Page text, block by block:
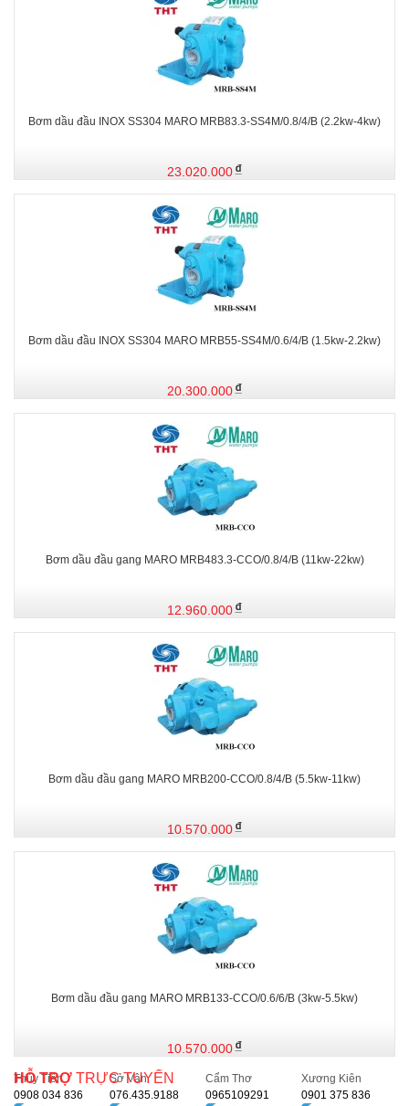
Bơm dầu đầu INOX SS304 MARO MRB83.3-SS4M/0.8/4/B (2.2kw-4kw)
23.020.000
Bơm dầu đầu INOX SS304 MARO MRB55-SS4M/0.6/4/B (1.5kw-2.2kw)
20.300.000
Bơm dầu đầu gang MARO MRB483.3-CCO/0.8/4/B (11kw-22kw)
12.960.000
Bơm dầu đầu gang MARO MRB200-CCO/0.8/4/B (5.5kw-11kw)
10.570.000
Bơm dầu đầu gang MARO MRB133-CCO/0.6/6/B (3kw-5.5kw)
10.570.000
HỖ TRỢ TRỰC TUYẾN
Thủy Tiên
0908 034 836
Sở Vân
076.435.9188
Cẩm Thơ
0965109291
Xương Kiên
0901 375 836